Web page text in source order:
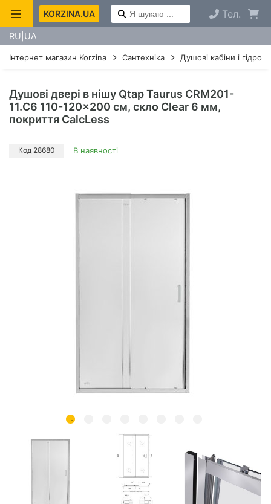
KORZINA.UA Тел.
RU UA
Інтернет магазин Korzina Сантехніка Душові кабіни і
Душові двері в нішу Qtap Taurus CRM201-
11.C6 110-120x200 см, скло Clear 6 мм,
покриття CalcLess
Код 28680 В наявності